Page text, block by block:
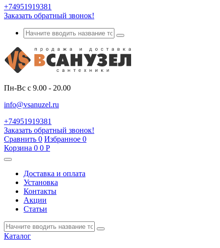
+74951919381
Заказать обратный звонок!
Пн-Вс с 9.00 - 20.00
info@vsanuzel.ru
+74951919381
Заказать обратный звонок!
Сравнить 0 Избранное 0
Корзина 0 0 Р
Доставка и оплата
Установка
Контакты
Акции
Статьи
Каталог